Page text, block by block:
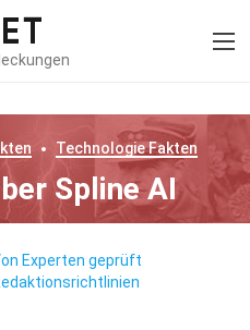
TechnologieFakten
Spline AI
Experten geprüft